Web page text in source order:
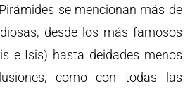
se mencionan más de
desde los más famosos
e Isis) hasta deidades menos
como con todas las